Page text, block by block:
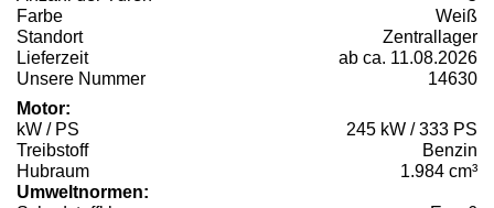
Farbe
Weiß
Standort
Zentrallager
Lieferzeit
ab ca. 11.08.2026
Unsere Nummer
14630
Motor:
kW / PS
245 kW / 333 PS
Treibstoff
Benzin
Hubraum
1.984 cm³
Umweltnormen: